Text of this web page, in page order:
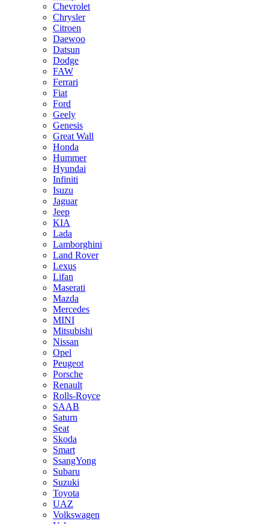
Chevrolet
Chrysler
Citroen
Daewoo
Datsun
Dodge
FAW
Ferrari
Fiat
Ford
Geely
Genesis
Great Wall
Honda
Hummer
Hyundai
Infiniti
Isuzu
Jaguar
Jeep
KIA
Lada
Lamborghini
Land Rover
Lexus
Lifan
Maserati
Mazda
Mercedes
MINI
Mitsubishi
Nissan
Opel
Peugeot
Porsche
Renault
Rolls-Royce
SAAB
Saturn
Seat
Skoda
Smart
SsangYong
Subaru
Suzuki
Toyota
UAZ
Volkswagen